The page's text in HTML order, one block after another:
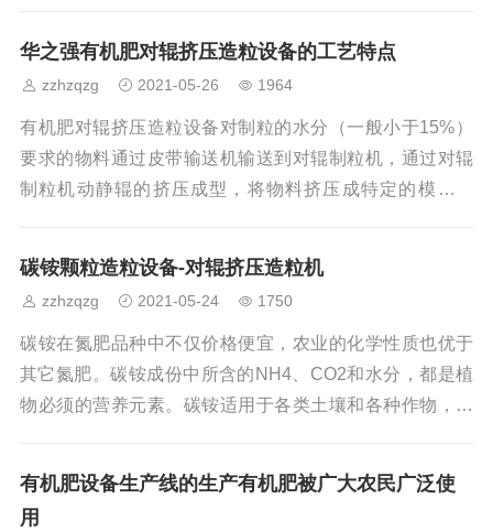
量。有机肥造粒机平模造粒机的主要特点：1，本机生产的
产品为球形颗粒。2，有机物含量可高达100％，实现纯有
机造粒。3，制粒不需要添加粘结剂，利用有机颗粒可以在
一定的力作用下互相长大。4，颗粒稳定，制粒后可筛分，
减少干燥能耗。5，原料可以有20-40％
华之强有机肥对辊挤压造粒设备的工艺特点
zzhzqzg 2021-05-26 1964
有机肥对辊挤压造粒设备对制粒的水分（一般小于15%）
要求的物料通过皮带输送机输送到对辊制粒机，通过对辊
制粒机动静辊的挤压成型，将物料挤压成特定的模型形
稳定，针对陶粒的煅烧特性所研发的该型对辊制粒机，获
得了客户的一致好评。2、生产效率高，成球率达到90%以
上。3、出料均匀，该对辊造粒机生产的陶粒大小均匀，能
够满足陶粒回转窑对成球大小和形状的要求。4、该有机肥
造粒设备整体运行平稳，噪音小，同时采用密
碳铵颗粒造粒设备-对辊挤压造粒机
zzhzqzg 2021-05-24 1750
碳铵在氮肥品种中不仅价格便宜，农业的化学性质也优于
其它氮肥。碳铵成份中所含的NH4、CO2和水分，都是植
物必须的营养元素。碳铵适用于各类土壤和各种作物，长
不易流失。但碳铵的缺点是易挥发，易潮解，易结块，给
有机肥设备生产线的生产有机肥被广大农民广泛使
用